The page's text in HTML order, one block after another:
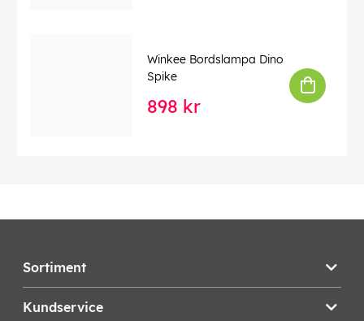
Winkee Bordslampa Dino
Spike
898 kr
Sortiment
Kundservice